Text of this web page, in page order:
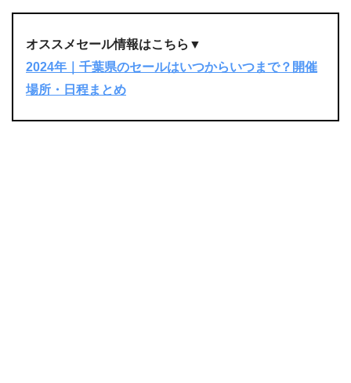
オススメセール情報はこちら▼
2024年｜千葉県のセールはいつからいつまで？開催
場所・日程まとめ